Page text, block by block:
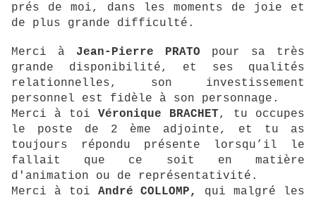
prés de moi, dans les moments de joie et
de plus grande difficulté.
Merci à Jean-Pierre PRATO pour sa très
grande disponibilité, et ses qualités
relationnelles, son investissement
personnel est fidèle à son personnage.
Merci à toi Véronique BRACHET, tu occupes
le poste de 2 ème adjointe, et tu as
toujours répondu présente lorsqu’il le
fallait que ce soit en matière
d'animation ou de représentativité.
Merci à toi André COLLOMP,
qui malgré les